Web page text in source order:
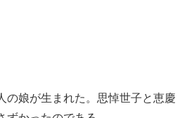
の娘が生まれた。思悼世子と恵慶